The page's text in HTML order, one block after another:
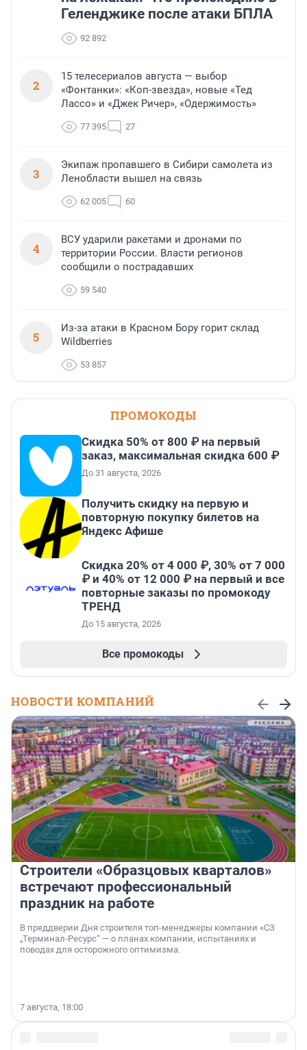
Геленджике после атаки БПЛА
92 892
2
15 телесериалов августа — выбор
«Фонтанки»: «Коп-звезда», новые «Тед
Лассо» и «Джек Ричер», «Одержимость»
77 395 27
3
Экипаж пропавшего в Сибири самолета из
Ленобласти вышел на связь
62 005 60
4
ВСУ ударили ракетами и дронами по
территории России. Власти регионов
сообщили о пострадавших
59 540
5
Из-за атаки в Красном Бору горит склад
Wildberries
53 857
ПРОМОКОДЫ
Скидка 50% от 800 ₽ на первый
заказ, максимальная скидка 600 ₽
До 31 августа, 2026
Получить скидку на первую и
повторную покупку билетов на
Яндекс Афише
Скидка 20% от 4 000 ₽, 30% от 7 000
₽ и 40% от 12 000 ₽ на первый и все
повторные заказы по промокоду
ТРЕНД
До 15 августа, 2026
Все промокоды
НОВОСТИ КОМПАНИЙ
Строители «Образцовых кварталов»
встречают профессиональный
праздник на работе
В преддверии Дня строителя топ-менеджеры компании «СЗ
„Терминал-Ресурс“ — о планах компании, испытаниях и
поводах для осторожного оптимизма.
7 августа, 18:00